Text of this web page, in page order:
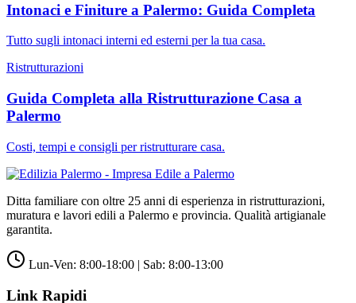
Intonaci e Finiture a Palermo: Guida Completa
Tutto sugli intonaci interni ed esterni per la tua casa.
Ristrutturazioni
Guida Completa alla Ristrutturazione Casa a
Palermo
Costi, tempi e consigli per ristrutturare casa.
Ditta familiare con oltre 25 anni di esperienza in ristrutturazioni,
muratura e lavori edili a Palermo e provincia. Qualità artigianale
garantita.
Lun-Ven: 8:00-18:00 | Sab: 8:00-13:00
Link Rapidi